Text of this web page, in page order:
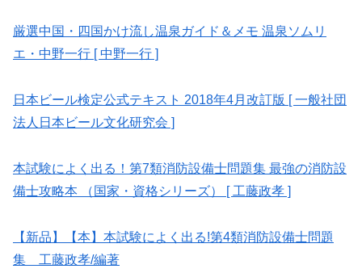
厳選中国・四国かけ流し温泉ガイド＆メモ 温泉ソムリ
エ・中野一行 [ 中野一行 ]
日本ビール検定公式テキスト 2018年4月改訂版 [ 一般社団
法人日本ビール文化研究会 ]
本試験によく出る！第7類消防設備士問題集 最強の消防設
備士攻略本 （国家・資格シリーズ） [ 工藤政孝 ]
【新品】【本】本試験によく出る!第4類消防設備士問題
集 工藤政孝/編著